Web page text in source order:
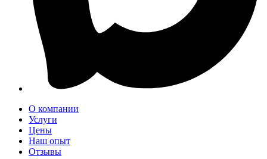
О компании
Услуги
Цены
Наш опыт
Отзывы